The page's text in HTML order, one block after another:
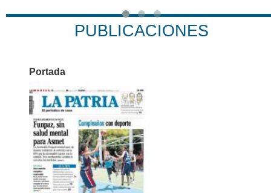
PUBLICACIONES
Portada